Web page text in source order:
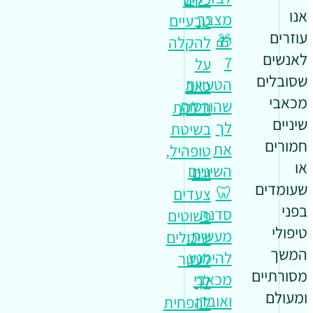
אנו
עוזרים
לאנשים
שסובלים
מכאבי
שיניים
חמורים
או
שעומדים
בפני
טיפולי
המשך
מסורתיים
ומעולם
מצבך
🎁
7
הטעויות
שהורסות
לך
את
השיניים
🦷
סדנה
מעשית:
להימנע
מכאבי
ואובדן
טבעיים
להקלה
על
כאב
ודלקת
בשיטת
טופהיל,
וגם
צעדים
פשוטים
שיכולים
לעזור
לך
להפחית